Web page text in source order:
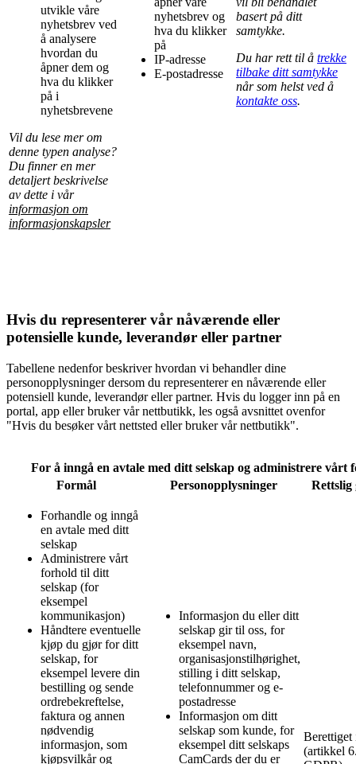
utvikle våre
nyhetsbrev ved
å analysere
hvordan du
åpner dem og
hva du klikker
på i
nyhetsbrevene
Vil du lese mer om
denne typen analyse?
Du finner en mer
detaljert beskrivelse
av dette i vår
informasjon om
informasjonskapsler
nyhetsbrev og
hva du klikker
på
IP-adresse
E-postadresse
basert på ditt
samtykke.
Du har rett til å trekke
tilbake ditt samtykke
når som helst ved å
kontakte oss.
Hvis du representerer vår nåværende eller
potensielle kunde, leverandør eller partner
Tabellene nedenfor beskriver hvordan vi behandler dine
personopplysninger dersom du representerer en nåværende eller
potensiell kunde, leverandør eller partner. Hvis du logger inn på en
portal, app eller bruker vår nettbutikk, les også avsnittet ovenfor
"Hvis du besøker vårt nettsted eller bruker vår nettbutikk".
For å inngå en avtale med ditt selskap og administrere vårt
Formål
Personopplysninger Rettslig
Forhandle og inngå
en avtale med ditt
selskap
Administrere vårt
forhold til ditt
selskap (for
eksempel
kommunikasjon)
Håndtere eventuelle
kjøp du gjør for ditt
selskap, for
eksempel levere din
bestilling og sende
ordrebekreftelse,
faktura og annen
nødvendig
informasjon, som
kjøpsvilkår og
Informasjon du eller ditt
selskap gir til oss, for
eksempel navn,
organisasjonstilhørighet,
stilling i ditt selskap,
telefonnummer og e-
postadresse
Informasjon om ditt
selskap som kunde, for
eksempel ditt selskaps
CamCards der du er
Berettiget
(artikkel